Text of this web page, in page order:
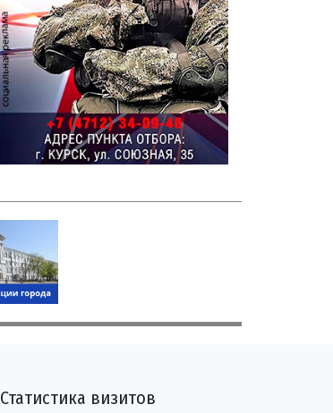
Статистика визитов